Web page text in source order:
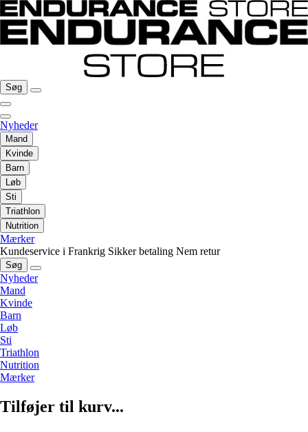
Søg
Nyheder
Mand
Kvinde
Barn
Løb
Sti
Triathlon
Nutrition
Mærker
Kundeservice i Frankrig Sikker betaling Nem retur
Søg
Nyheder
Mand
Kvinde
Barn
Løb
Sti
Triathlon
Nutrition
Mærker
Tilføjer til kurv...